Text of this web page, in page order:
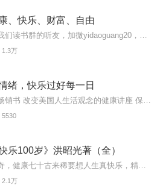
、快乐、财富、自由
1.3万
绪，快乐过好每一日
5530
乐100岁》洪昭光著（全）
2.1万